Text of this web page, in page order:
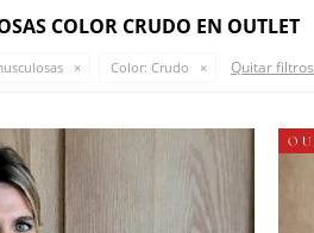
COLOR CRUDO EN OUTLET
Color: Crudo Quitar filtros